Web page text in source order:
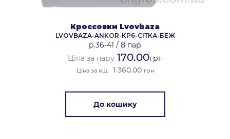
Кроссовки Lvovbaza
LVOVBAZA-ANKOR-KP6-СІТКА-БЕЖ
р.36-41 / 8 пар
Ціна за пару170.00грн
Ціна за ящ. 1 360.00 грн
До кошику